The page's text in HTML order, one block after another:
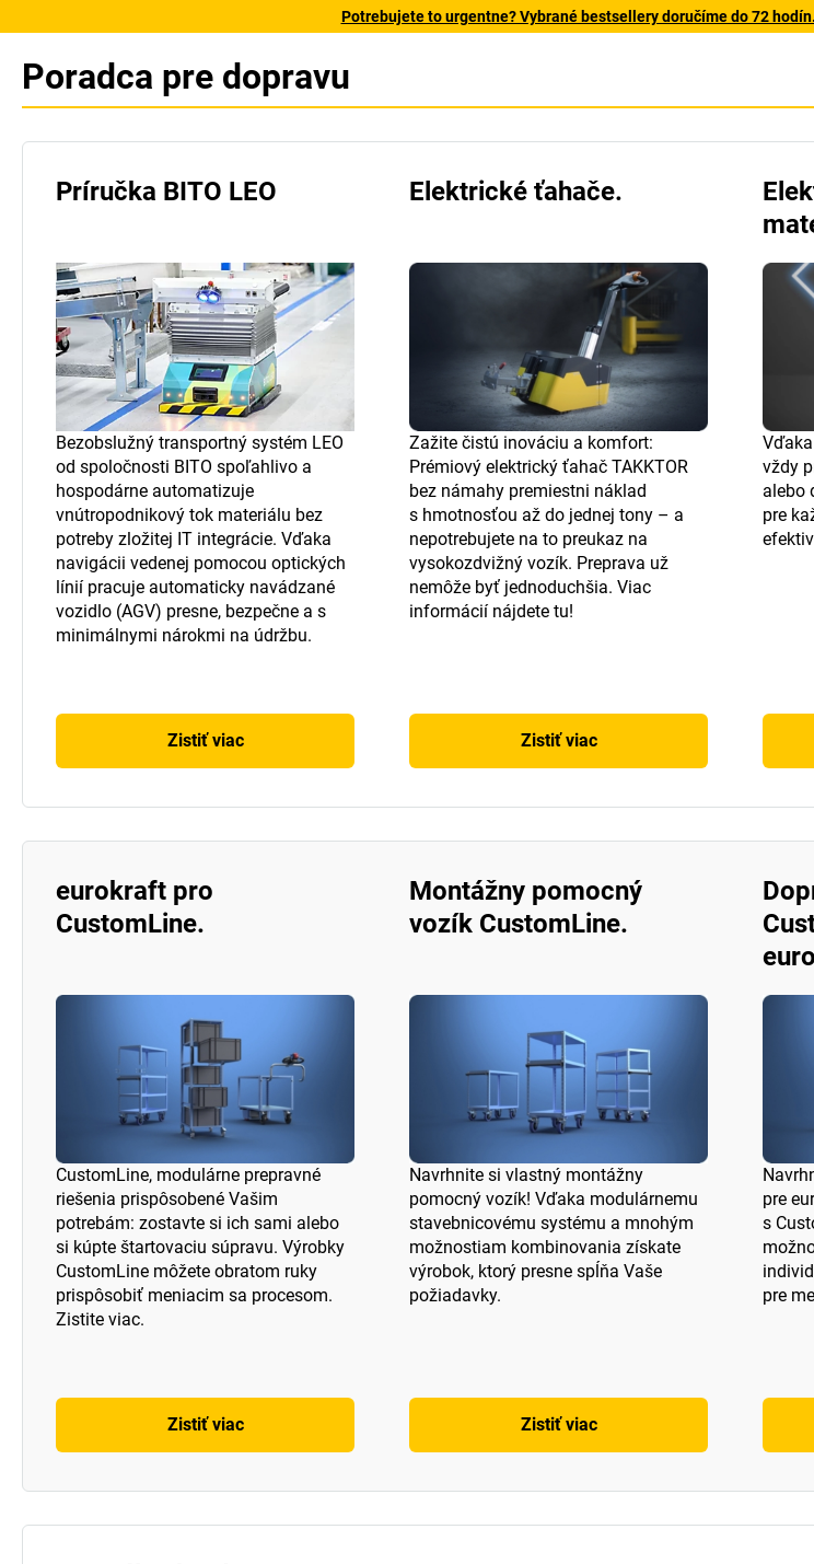
Potrebujete to urgentne? Vybrané bestsellery doručíme do 72
Poradca pre dopravu
Príručka BITO LEO
Bezobslužný transportný systém LEO
od spoločnosti BITO spoľahlivo a
hospodárne automatizuje
vnútropodnikový tok materiálu bez
potreby zložitej IT integrácie. Vďaka
navigácii vedenej pomocou optických
línií pracuje automaticky navádzané
vozidlo (AGV) presne, bezpečne a s
minimálnymi nárokmi na údržbu.
Zistiť viac
Elektrické ťahače.
Zažite čistú inováciu a komfort:
Prémiový elektrický ťahač TAKKTOR
bez námahy premiestni náklad
s hmotnosťou až do jednej tony – a
nepotrebujete na to preukaz na
vysokozdvižný vozík. Preprava už
nemôže byť jednoduchšia. Viac
informácií nájdete tu!
Zistiť viac
vždy
alebo
pre
eurokraft pro
CustomLine.
CustomLine, modulárne prepravné
riešenia prispôsobené Vašim
potrebám: zostavte si ich sami alebo
si kúpte štartovaciu súpravu. Výrobky
CustomLine môžete obratom ruky
prispôsobiť meniacim sa procesom.
Zistite viac.
Zistiť viac
Montážny pomocný
vozík CustomLine.
Navrhnite si vlastný montážny
pomocný vozík! Vďaka modulárnemu
stavebnicovému systému a mnohým
možnostiam kombinovania získate
výrobok, ktorý presne spĺňa Vaše
požiadavky.
Zistiť viac
pre
s
pre